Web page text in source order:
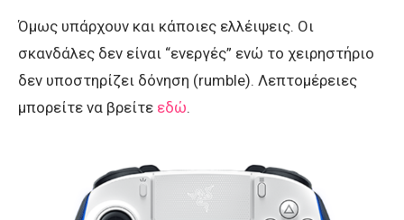
Όμως υπάρχουν και κάποιες ελλέιψεις. Οι
σκανδάλες δεν είναι “ενεργές” ενώ το χειρηστήριο
δεν υποστηρίζει δόνηση (rumble). Λεπτομέρειες
μπορείτε να βρείτε εδώ.